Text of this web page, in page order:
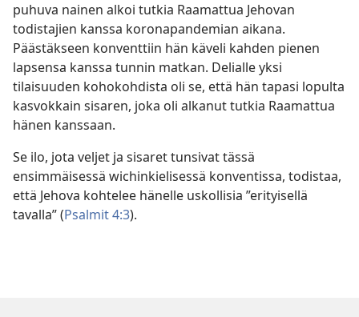
puhuva nainen alkoi tutkia Raamattua Jehovan
todistajien kanssa koronapandemian aikana.
Päästäkseen konventtiin hän käveli kahden pienen
lapsensa kanssa tunnin matkan. Delialle yksi
tilaisuuden kohokohdista oli se, että hän tapasi lopulta
kasvokkain sisaren, joka oli alkanut tutkia Raamattua
hänen kanssaan.
Se ilo, jota veljet ja sisaret tunsivat tässä
ensimmäisessä wichinkielisessä konventissa, todistaa,
että Jehova kohtelee hänelle uskollisia ”erityisellä
tavalla” (Psalmit 4:3).